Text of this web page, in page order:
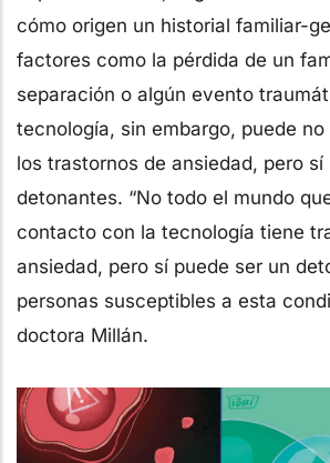
cómo origen un historial familiar-
factores como la pérdida de un
separación o algún evento
tecnología, sin embargo, puede no
los trastornos de ansiedad, pero sí
detonantes. “No todo el mundo
contacto con la tecnología tiene
ansiedad, pero sí puede ser un
personas susceptibles a esta
doctora Millán.